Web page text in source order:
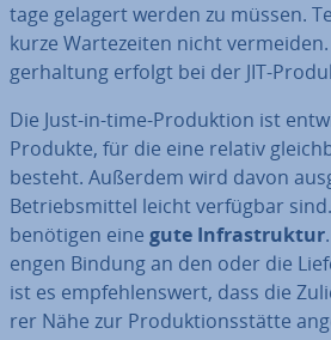
ta­ge gelagert werden zu müssen.
kurze War­te­zei­ten nicht
ger­hal­tung erfolgt bei der JIT-
Die Just-in-time-Pro­duk­ti­on ist
Produkte, für die eine relativ
besteht. Außerdem wird davon
Be­triebs­mit­tel leicht verfügbar
benötigen eine gute In­fra­struk­tur
engen Bindung an den oder die
ist es emp­feh­lens­wert, dass die
rer Nähe zur Pro­duk­ti­ons­stät­te